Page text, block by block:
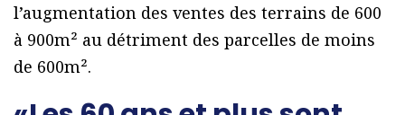
l’augmentation des ventes des terrains de 600
à 900m² au détriment des parcelles de moins
de 600m².